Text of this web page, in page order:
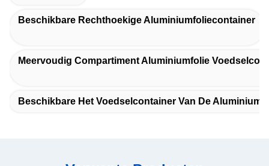
Beschikbare Rechthoekige Aluminiumfoliecontainer
Meervoudig Compartiment Aluminiumfolie
Beschikbare Het Voedselcontainer Van De